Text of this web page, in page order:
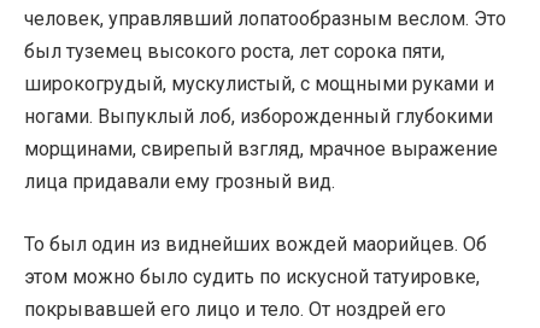
человек, управлявший лопатообразным веслом. Это
был туземец высокого роста, лет сорока пяти,
широкогрудый, мускулистый, с мощными руками и
ногами. Выпуклый лоб, изборожденный глубокими
морщинами, свирепый взгляд, мрачное выражение
лица придавали ему грозный вид.
То был один из виднейших вождей маорийцев. Об
этом можно было судить по искусной татуировке,
покрывавшей его лицо и тело. От ноздрей его